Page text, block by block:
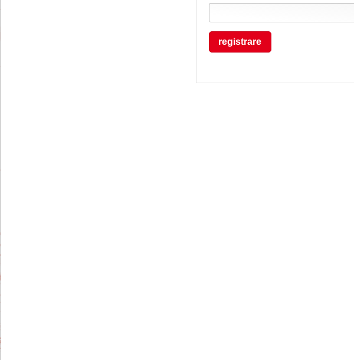
registrare